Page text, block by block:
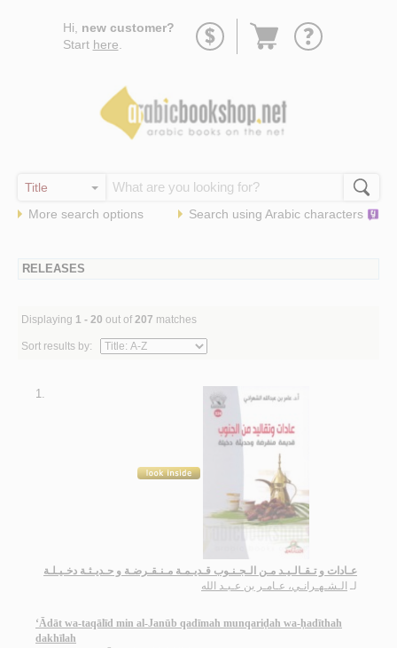
Hi, new customer?
Start here
Go
More search options Search using Arabic characters
RELEASES
Displaying 1 - 20 out of 207 matches
Sort results by:
1.
عـادات و تـقـالـيـد مـن الـجـنـوب قـديـمـة مـنـقـرضـة و حـديـثـة دخـيـلـة
لـ الـشـهـرانـي، عـامـر بن عـبـد الله
‘Ādāt wa-taqālīd min al-Janūb qadīmah munqariḍah wa-ḥadīthah
dakhīlah